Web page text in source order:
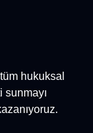
hukuksal
sunmayı